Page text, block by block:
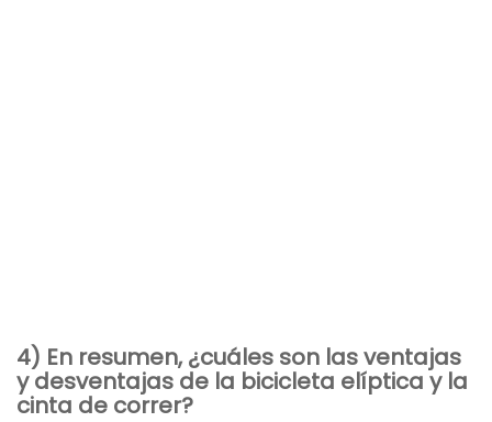
4) En resumen, ¿cuáles son las ventajas
y desventajas de la bicicleta elíptica y la
cinta de correr?